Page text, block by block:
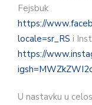
Fejsbuk
https://
locale=sr_RS i
https://
U nastavku u